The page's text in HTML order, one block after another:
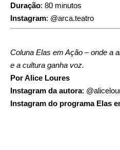
Duração: 80 minutos
Instagram: @arca.teatro
Coluna Elas em Ação – onde a
e a cultura ganha voz.
Por Alice Loures
Instagram da autora:
Instagram do programa Elas